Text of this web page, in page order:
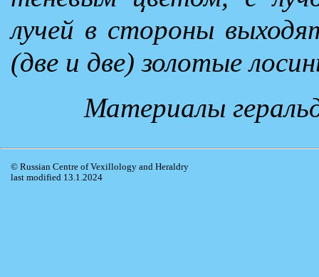
лучей в стороны
(две и две) золотые
Материалы
© Russian Centre of Vexillology and Heraldry
last modified 13.1.2024